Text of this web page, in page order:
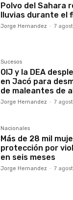
Polvo del Sahara
lluvias durante el
Jorge Hernandez - 7
Sucesos
OIJ y la DEA
en Jacó para
de maleantes de
Jorge Hernandez - 7
Nacionales
Más de 28 mil
protección por
en seis meses
Jorge Hernandez - 7